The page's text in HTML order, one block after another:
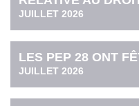
JUILLET 2026
LES PEP 28 ONT
JUILLET 2026